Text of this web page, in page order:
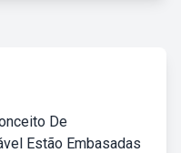
De
Estão Embasadas